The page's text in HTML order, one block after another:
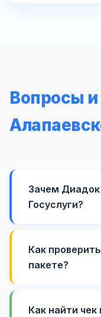
Вопросы и
Зачем Диадок
Госуслуги?
Как
пакете?
Как найти